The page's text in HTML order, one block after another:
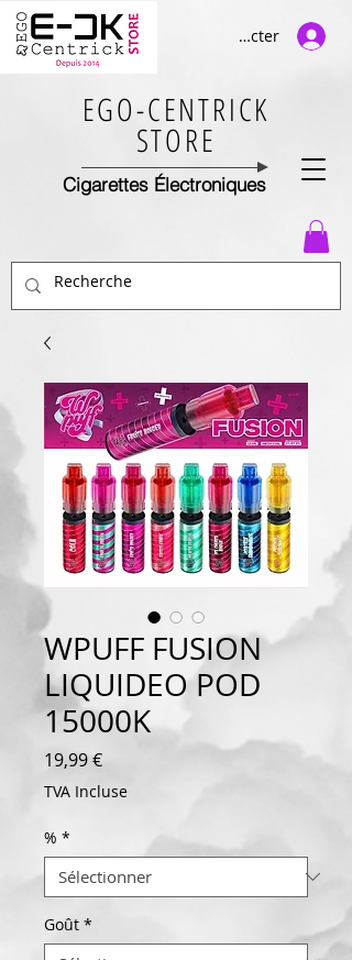
Se connecter
EGO-CENTRICK
STORE
Cigarettes Électroniques
WPUFF FUSION
LIQUIDEO POD
15000K
19,99 €Prix
TVA Incluse
% *
Goût *